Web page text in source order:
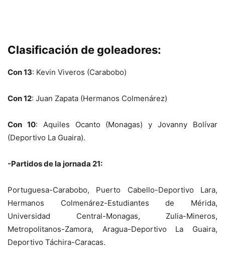
Clasificación de goleadores:
Con 13: Kevin Viveros (Carabobo)
Con 12: Juan Zapata (Hermanos Colmenárez)
Con 10: Aquiles Ocanto (Monagas) y Jovanny Bolívar
(Deportivo La Guaira).
-Partidos de la jornada 21:
Portuguesa-Carabobo, Puerto Cabello-Deportivo Lara,
Hermanos Colmenárez-Estudiantes de Mérida,
Universidad Central-Monagas, Zulia-Mineros,
Metropolitanos-Zamora, Aragua-Deportivo La Guaira,
Deportivo Táchira-Caracas.